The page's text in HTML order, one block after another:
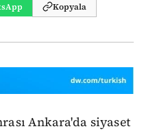
Kopyala
Ankara'da siyaset